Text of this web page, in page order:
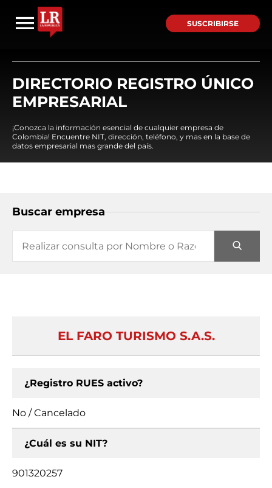
SUSCRIBIRSE
DIRECTORIO REGISTRO ÚNICO
EMPRESARIAL
¡Conozca la información esencial de cualquier empresa de
Colombia! Encuentre NIT, dirección, teléfono, y mas en la base de
datos empresarial mas grande del país.
Buscar empresa
EL FARO TURISMO S.A.S.
¿Registro RUES activo?
No / Cancelado
¿Cuál es su NIT?
901320257